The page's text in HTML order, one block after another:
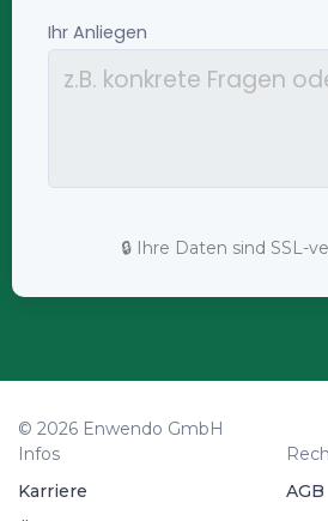
🔒 Ihre Daten sind SSL-
© 2026 Enwendo GmbH
Infos
Karriere
AGB